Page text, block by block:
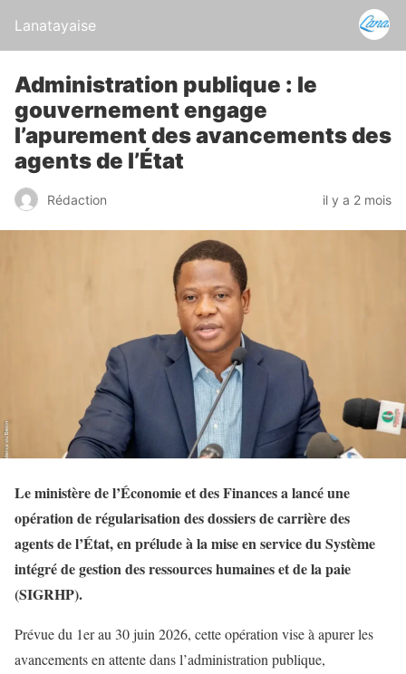
Lanatayaise
Administration publique : le
gouvernement engage
l’apurement des avancements des
agents de l’État
Rédaction il y a 2 mois
Le ministère de l’Économie et des Finances a lancé une
opération de régularisation des dossiers de carrière des
agents de l’État, en prélude à la mise en service du Système
intégré de gestion des ressources humaines et de la paie
(SIGRHP).
Prévue du 1er au 30 juin 2026, cette opération vise à apurer les
avancements en attente dans l’administration publique,